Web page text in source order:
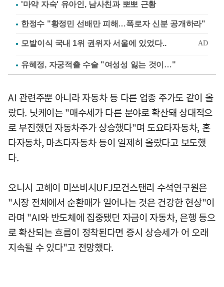
'마약 자숙' 유아인, 남사친과 뽀뽀 근황
한정수 "황정민 선배만 피해…폭로자 신분 공개하라"
유혜정, 자궁적출 수술 "여성성 잃는 것이…"
AI 관련주뿐 아니라 자동차 등 다른 업종 주가도 같이 올
랐다. 닛케이는 "매수세가 다른 분야로 확산돼 상대적으
로 부진했던 자동차주가 상승했다"며 도요타자동차, 혼
다자동차, 마츠다자동차 등이 일제히 올랐다고 보도했
다.
오니시 고헤이 미쓰비시UFJ모건스탠리 수석연구원은
"시장 전체에서 순환매가 일어나는 것은 건강한 현상"이
라며 "AI와 반도체에 집중됐던 자금이 자동차, 은행 등으
로 확산되는 흐름이 정착된다면 증시 상승세가 어 오래
지속될 수 있다"고 전망했다.